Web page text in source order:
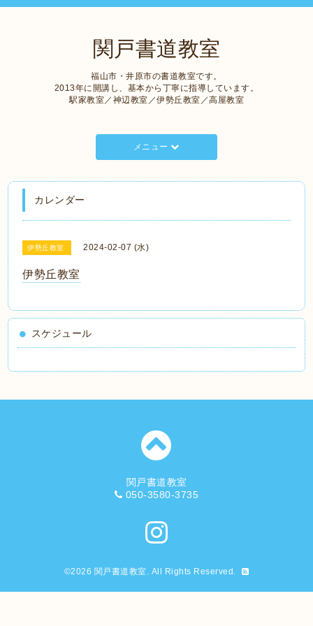
関戸書道教室
福山市・井原市の書道教室です。
2013年に開講し、基本から丁寧に指導しています。
駅家教室／神辺教室／伊勢丘教室／高屋教室
メニュー
カレンダー
伊勢丘教室 2024-02-07 (水)
伊勢丘教室
スケジュール
関戸書道教室
050-3580-3735
©2026 関戸書道教室. All Rights Reserved.